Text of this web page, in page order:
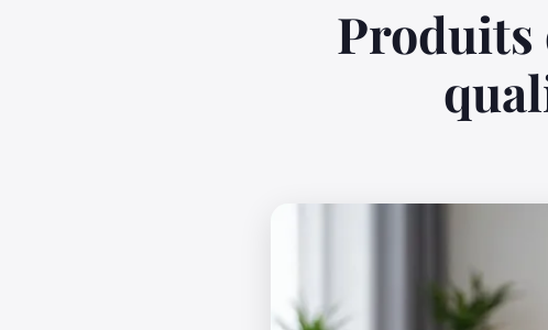
Produits